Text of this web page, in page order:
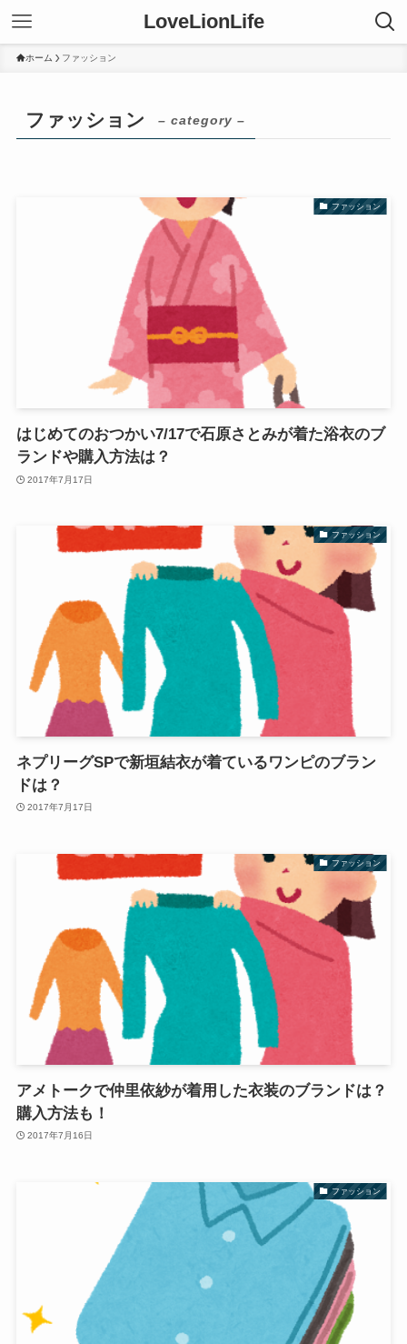
LoveLionLife
ホーム ファッション
ファッション – category –
ファッション
はじめてのおつかい7/17で石原さとみが着た浴衣のブ
ランドや購入方法は？
2017年7月17日
ファッション
ネプリーグSPで新垣結衣が着ているワンピのブラン
ドは？
2017年7月17日
ファッション
アメトークで仲里依紗が着用した衣装のブランドは？
購入方法も！
2017年7月16日
ファッション